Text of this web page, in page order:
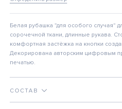
Белая рубашка "для особого случая"
сорочечной ткани, длинные рукава.
комфортная застёжка на кнопки
Декорирована авторским цифровым
печатью.
СОСТАВ